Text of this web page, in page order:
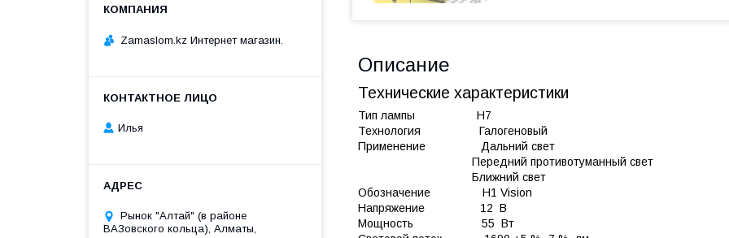
Описание
Технические характеристики
Тип лампы H7
Технология Галогеновый
Применение Дальний свет
Передний противотуманный свет
Ближний свет
Обозначение H1 Vision
Напряжение 12 В
Мощность 55 Вт
Zamaslom.kz Интернет магазин.
Илья
Рынок "Алтай" (в районе
ВАЗовского кольца), Алматы,